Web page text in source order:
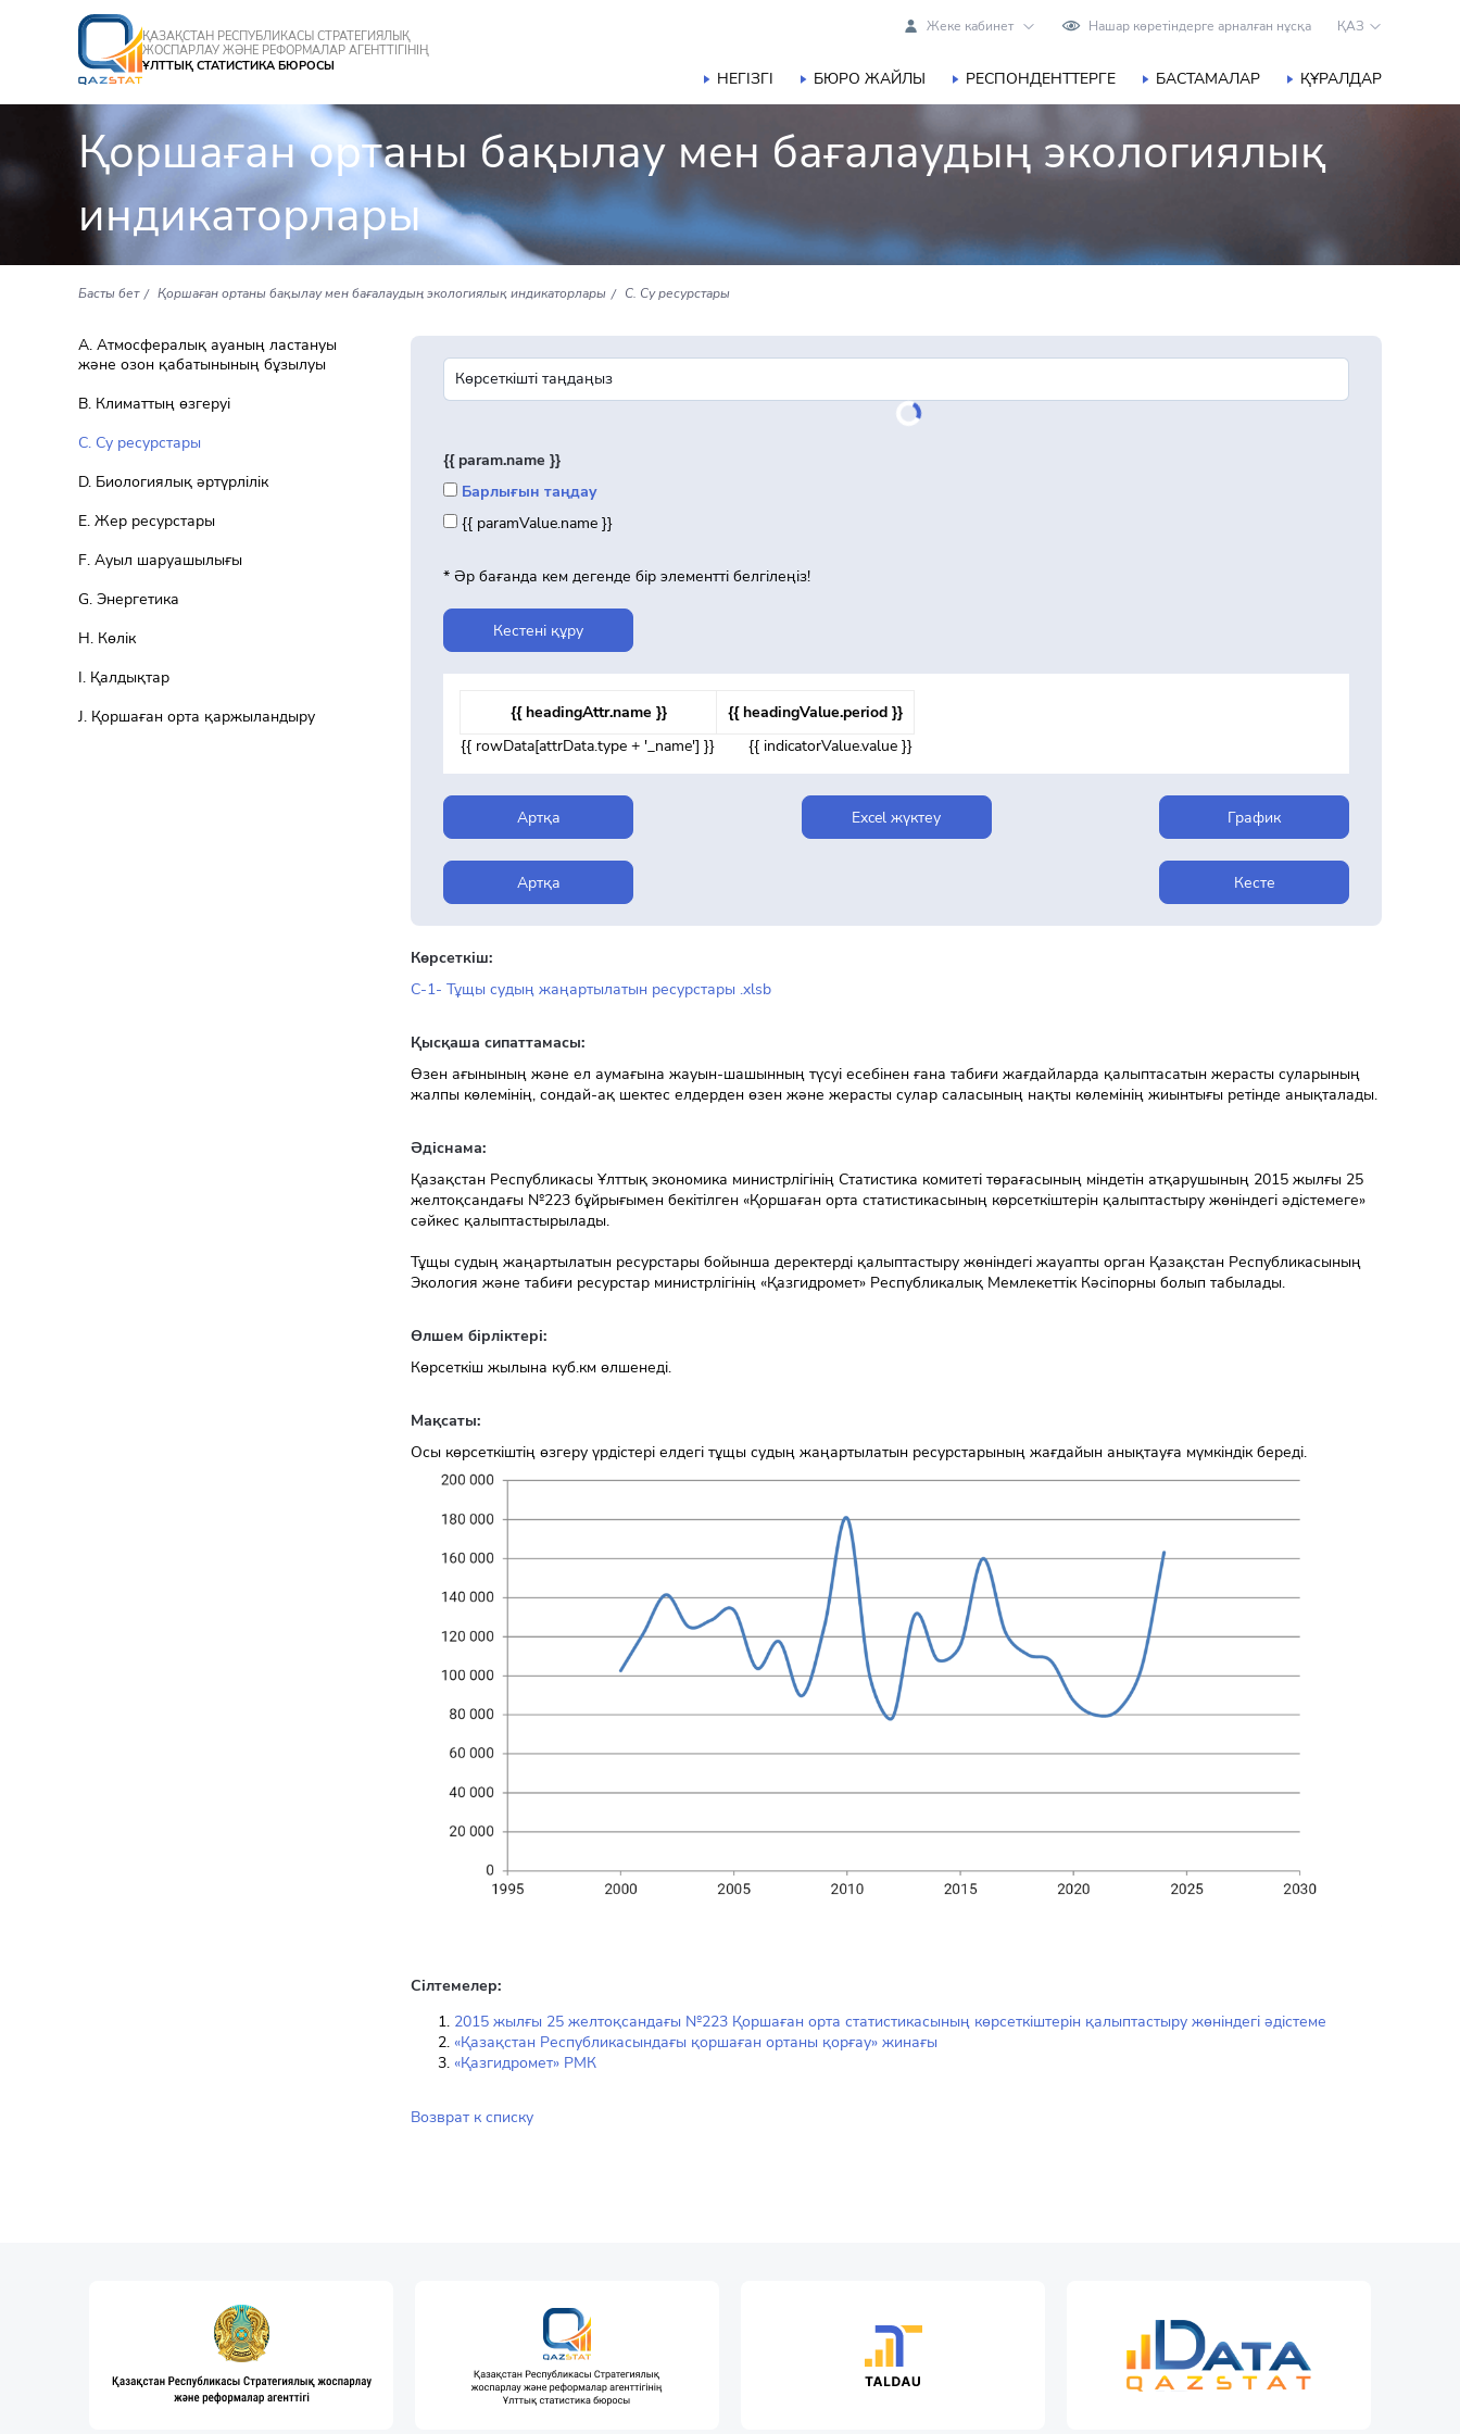
ҚАЗАҚСТАН РЕСПУБЛИКАСЫ СТРАТЕГИЯЛЫҚ
ЖОСПАРЛАУ ЖӘНЕ РЕФОРМАЛАР АГЕНТТІГІНІҢ
ҰЛТТЫҚ СТАТИСТИКА БЮРОСЫ
Жеке кабинет Нашар көретіндерге арналған нұсқа ҚАЗ
НЕГІЗГІ БЮРО ЖАЙЛЫ РЕСПОНДЕНТТЕРГЕ БАСТАМАЛАР ҚҰРАЛДАР
Қоршаған ортаны бақылау мен бағалаудың экологиялық
индикаторлары
Басты бет Қоршаған ортаны бақылау мен бағалаудың экологиялық индикаторлары С. Су ресурстары
A. Атмосфералық ауаның ластануы
және озон қабатынының бұзылуы
В. Климаттың өзгеруі
С. Су ресурстары
D. Биологиялық әртүрлiлiк
Е. Жер ресурстары
F. Ауыл шаруашылығы
G. Энергетика
H. Көлік
I. Қалдықтар
J. Қоршаған орта қаржыландыру
{{ param.name }}
Барлығын таңдау
{{ paramValue.name }}
* Әр бағанда кем дегенде бір элементті белгілеңіз!
Кестені құру
{{ headingAttr.name }}
{{ headingValue.period }}
{{ rowData[attrData.type + '_name'] }}
{{ indicatorValue.value }}
Артқа Excel жүктеу График
Артқа Кесте
Көрсеткіш:
C-1- Тұщы судың жаңартылатын ресурстары .xlsb
Қысқаша сипаттамасы:
Өзен ағынының және ел аумағына жауын-шашынның түсуі есебінен ғана табиғи жағдайларда қалыптасатын жерасты суларының
жалпы көлемінің, сондай-ақ шектес елдерден өзен және жерасты сулар саласының нақты көлемінің жиынтығы ретінде анықталады.
Әдіснама:
Қазақстан Республикасы Ұлттық экономика министрлігінің Статистика комитеті төрағасының міндетін атқарушының 2015 жылғы 25
желтоқсандағы №223 бұйрығымен бекітілген «Қоршаған орта статистикасының көрсеткіштерін қалыптастыру жөніндегі әдістемеге»
сәйкес қалыптастырылады.
Тұщы судың жаңартылатын ресурстары бойынша деректерді қалыптастыру жөніндегі жауапты орган Қазақстан Республикасының
Экология және табиғи ресурстар министрлігінің «Қазгидромет» Республикалық Мемлекеттік Кәсіпорны болып табылады.
Өлшем бірліктері:
Көрсеткіш жылына куб.км өлшенеді.
Мақсаты:
Осы көрсеткіштің өзгеру үрдістері елдегі тұщы судың жаңартылатын ресурстарының жағдайын анықтауға мүмкіндік береді.
Сілтемелер:
2015 жылғы 25 желтоқсандағы №223 Қоршаған орта статистикасының көрсеткіштерін қалыптастыру жөніндегі әдістеме
«Қазақстан Республикасындағы қоршаған ортаны қорғау» жинағы
«Қазгидромет» РМК
Возврат к списку